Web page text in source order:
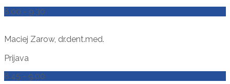
8.00 - 9.30
Maciej Zarow, dr.dent.med.
Prijava
8.45 - 9.00